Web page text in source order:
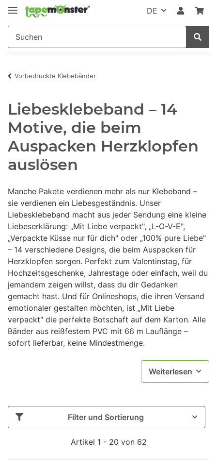
DE
Vorbedruckte Klebebänder
Liebesklebeband – 14
Motive, die beim
Auspacken Herzklopfen
auslösen
Manche Pakete verdienen mehr als nur Klebeband –
sie verdienen ein Liebesgeständnis. Unser
Liebesklebeband macht aus jeder Sendung eine kleine
Liebeserklärung: „Mit Liebe verpackt", „L-O-V-E",
„Verpackte Küsse nur für dich" oder „100% pure Liebe"
– 14 verschiedene Designs, die beim Auspacken für
Herzklopfen sorgen. Perfekt zum Valentinstag, für
Hochzeitsgeschenke, Jahrestage oder einfach, weil du
jemandem zeigen willst, dass du dir Gedanken
gemacht hast. Und für Onlineshops, die ihren Versand
emotionaler gestalten möchten, ist „Mit Liebe
verpackt" die perfekte Botschaft auf dem Karton. Alle
Bänder aus reißfestem PVC mit 66 m Lauflänge –
sofort lieferbar, keine Mindestmenge.
Weiterlesen
Filter und Sortierung
Artikel 1 - 20 von 62